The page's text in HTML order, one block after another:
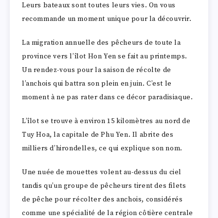
Leurs bateaux sont toutes leurs vies. On vous
recommande un moment unique pour la découvrir.
La migration annuelle des pêcheurs de toute la
province vers l’îlot Hon Yen se fait au printemps.
Un rendez-vous pour la saison de récolte de
l’anchois qui battra son plein en juin. C’est le
moment à ne pas rater dans ce décor paradisiaque.
L’îlot se trouve à environ 15 kilomètres au nord de
Tuy Hoa, la capitale de Phu Yen. Il abrite des
milliers d’hirondelles, ce qui explique son nom.
Une nuée de mouettes volent au-dessus du ciel
tandis qu’un groupe de pêcheurs tirent des filets
de pêche pour récolter des anchois, considérés
comme une spécialité de la région côtière centrale